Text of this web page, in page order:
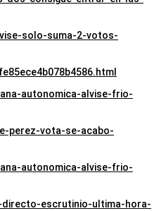
solo-suma-2-votos-
autonomica-alvise-frio-
perez-vota-se-acabo-
autonomica-alvise-frio-
directo-escrutinio-ultima-hora-